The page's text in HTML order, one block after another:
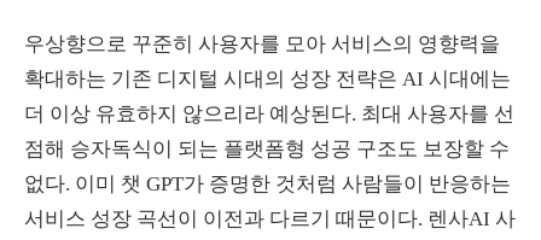
우상향으로 꾸준히 사용자를 모아 서비스의 영향력을
확대하는 기존 디지털 시대의 성장 전략은 AI 시대에는
더 이상 유효하지 않으리라 예상된다. 최대 사용자를 선
점해 승자독식이 되는 플랫폼형 성공 구조도 보장할 수
없다. 이미 챗 GPT가 증명한 것처럼 사람들이 반응하는
서비스 성장 곡선이 이전과 다르기 때문이다. 렌사AI 사